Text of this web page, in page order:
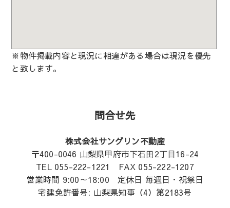
※物件掲載内容と現況に相違がある場合は現況を優先
と致します。
問合せ先
株式会社サングリン不動産
〒400-0046 山梨県甲府市下石田2丁目16-24
TEL 055-222-1221 FAX 055-222-1207
営業時間 9:00～18:00 定休日 毎週日・祝祭日
宅建免許番号: 山梨県知事（4）第2183号